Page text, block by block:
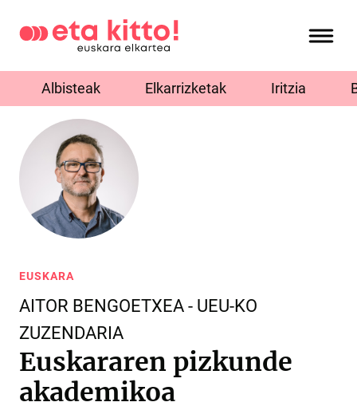
Albisteak Elkarrizketak Iritzia
EUSKARA
AITOR BENGOETXEA - UEU-KO
ZUZENDARIA
Euskararen pizkunde
akademikoa